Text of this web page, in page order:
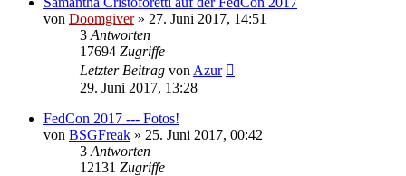
von Doomgiver» 27. Juni 2017, 14:51
3 Antworten
17694 Zugriffe
Letzter Beitrag von Azur
29. Juni 2017, 13:28
FedCon 2017 --- Fotos!
von BSGFreak » 25. Juni 2017, 00:42
3 Antworten
12131 Zugriffe